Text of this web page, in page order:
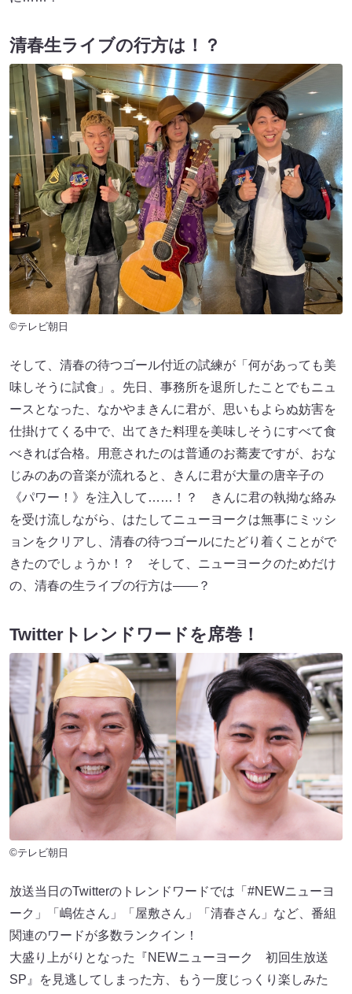
清春生ライブの行方は！？
©テレビ朝日
そして、清春の待つゴール付近の試練が「何があっても美
味しそうに試食」。先日、事務所を退所したことでもニュ
ースとなった、なかやまきんに君が、思いもよらぬ妨害を
仕掛けてくる中で、出てきた料理を美味しそうにすべて食
べきれば合格。用意されたのは普通のお蕎麦ですが、おな
じみのあの音楽が流れると、きんに君が大量の唐辛子の
《パワー！》を注入して……！？ きんに君の執拗な絡み
を受け流しながら、はたしてニューヨークは無事にミッシ
ョンをクリアし、清春の待つゴールにたどり着くことがで
きたのでしょうか！？ そして、ニューヨークのためだけ
の、清春の生ライブの行方は――？
Twitterトレンドワードを席巻！
©テレビ朝日
放送当日のTwitterのトレンドワードでは「#NEWニューヨ
ーク」「嶋佐さん」「屋敷さん」「清春さん」など、番組
関連のワードが多数ランクイン！
大盛り上がりとなった『NEWニューヨーク 初回生放送
SP』を見逃してしまった方、もう一度じっくり楽しみた